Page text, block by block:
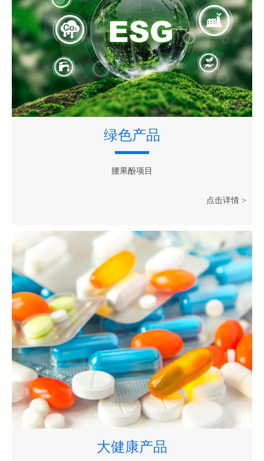
绿色产品
腰果酚项目
点击详情 >
大健康产品